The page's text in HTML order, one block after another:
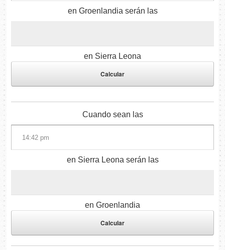
en Groenlandia serán las
en Sierra Leona
Cuando sean las
en Sierra Leona serán las
en Groenlandia